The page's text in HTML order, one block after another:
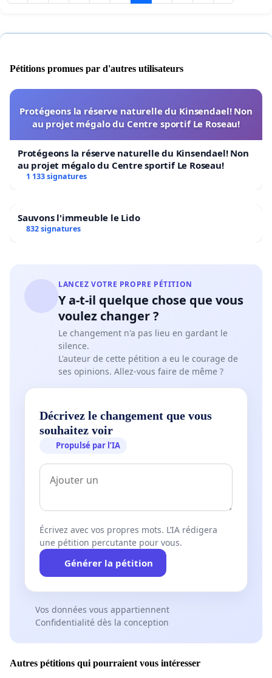
Pétitions promues par d'autres utilisateurs
Protégeons la réserve naturelle du Kinsendael! Non
au projet mégalo du Centre sportif Le Roseau!
Protégeons la réserve naturelle du Kinsendael! Non
au projet mégalo du Centre sportif Le Roseau!
1 133 signatures
Sauvons l'immeuble le Lido
832 signatures
LANCEZ VOTRE PROPRE PÉTITION
Y a-t-il quelque chose que vous
voulez changer ?
Le changement n'a pas lieu en gardant le
silence.
L'auteur de cette pétition a eu le courage de
ses opinions. Allez-vous faire de même ?
Décrivez le changement que vous
souhaitez voir
Propulsé par l’IA
Écrivez avec vos propres mots. L’IA rédigera
une pétition percutante pour vous.
Générer la pétition
Vos données vous appartiennent
Confidentialité dès la conception
Autres pétitions qui pourraient vous intéresser